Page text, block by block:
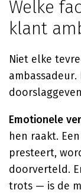
Welke
klant
Niet elke
Emotionele
hen raakt.
presteert,
doorverteld.
trots — is de